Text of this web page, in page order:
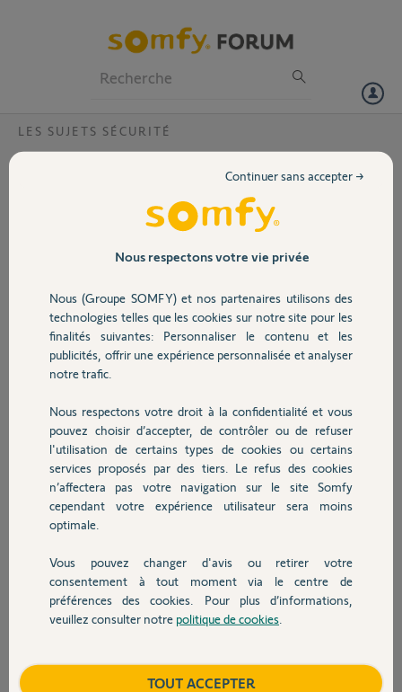
Volet
Sécurité
Domotique
Chauffage
Autres produits
Devis avec un pro
Contact
LES SUJETS SÉCURITÉ
Détecteur mouvement IO et Tahoma
En cours d'étude pour installer une alarme maison.
Quel est l'utilisation de ce détecteur de mouvement IO (et
Ce qui voudrait dire qu'il n'est pas possible de constituer une alarme
avec la switch ?
J'ai cherché sur le forum mais je n'ai rien vu sur cette association.
Merci d'avance.
il y a environ 2 ans
Participer au fil de discussion
Réponses
Bonjour Maurice.
La switch est une box domotique.
Elle ne permet pas de constituer un système d'alarme car elle n'a pas de
batterie de sauvegarde.
savoir si la porte du congélateur est restée ouverte.
Nous respectons votre vie privée
Nous (Groupe SOMFY) et nos partenaires utilisons des
technologies telles que les cookies sur notre site pour les
finalités suivantes: Personnaliser le contenu et les
publicités, offrir une expérience personnalisée et analyser
notre trafic.
Nous respectons votre droit à la confidentialité et vous
pouvez choisir d’accepter, de contrôler ou de refuser
l'utilisation de certains types de cookies ou certains
services proposés par des tiers. Le refus des cookies
n’affectera pas votre navigation sur le site Somfy
cependant votre expérience utilisateur sera moins
optimale.
Vous pouvez changer d'avis ou retirer votre
consentement à tout moment via le centre de
préférences des cookies. Pour plus d’informations,
veuillez consulter notre politique de cookies
Continuer sans accepter →
TOUT ACCEPTER